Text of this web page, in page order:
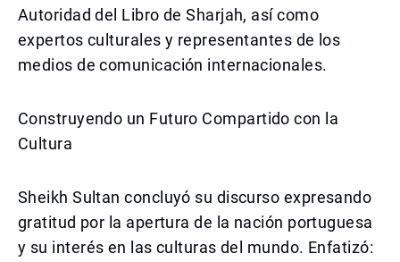
Autoridad del Libro de Sharjah, así como
expertos culturales y representantes de los
medios de comunicación internacionales.
Construyendo un Futuro Compartido con la
Cultura
Sheikh Sultan concluyó su discurso expresando
gratitud por la apertura de la nación portuguesa
y su interés en las culturas del mundo. Enfatizó: